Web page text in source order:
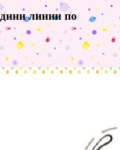
линии по